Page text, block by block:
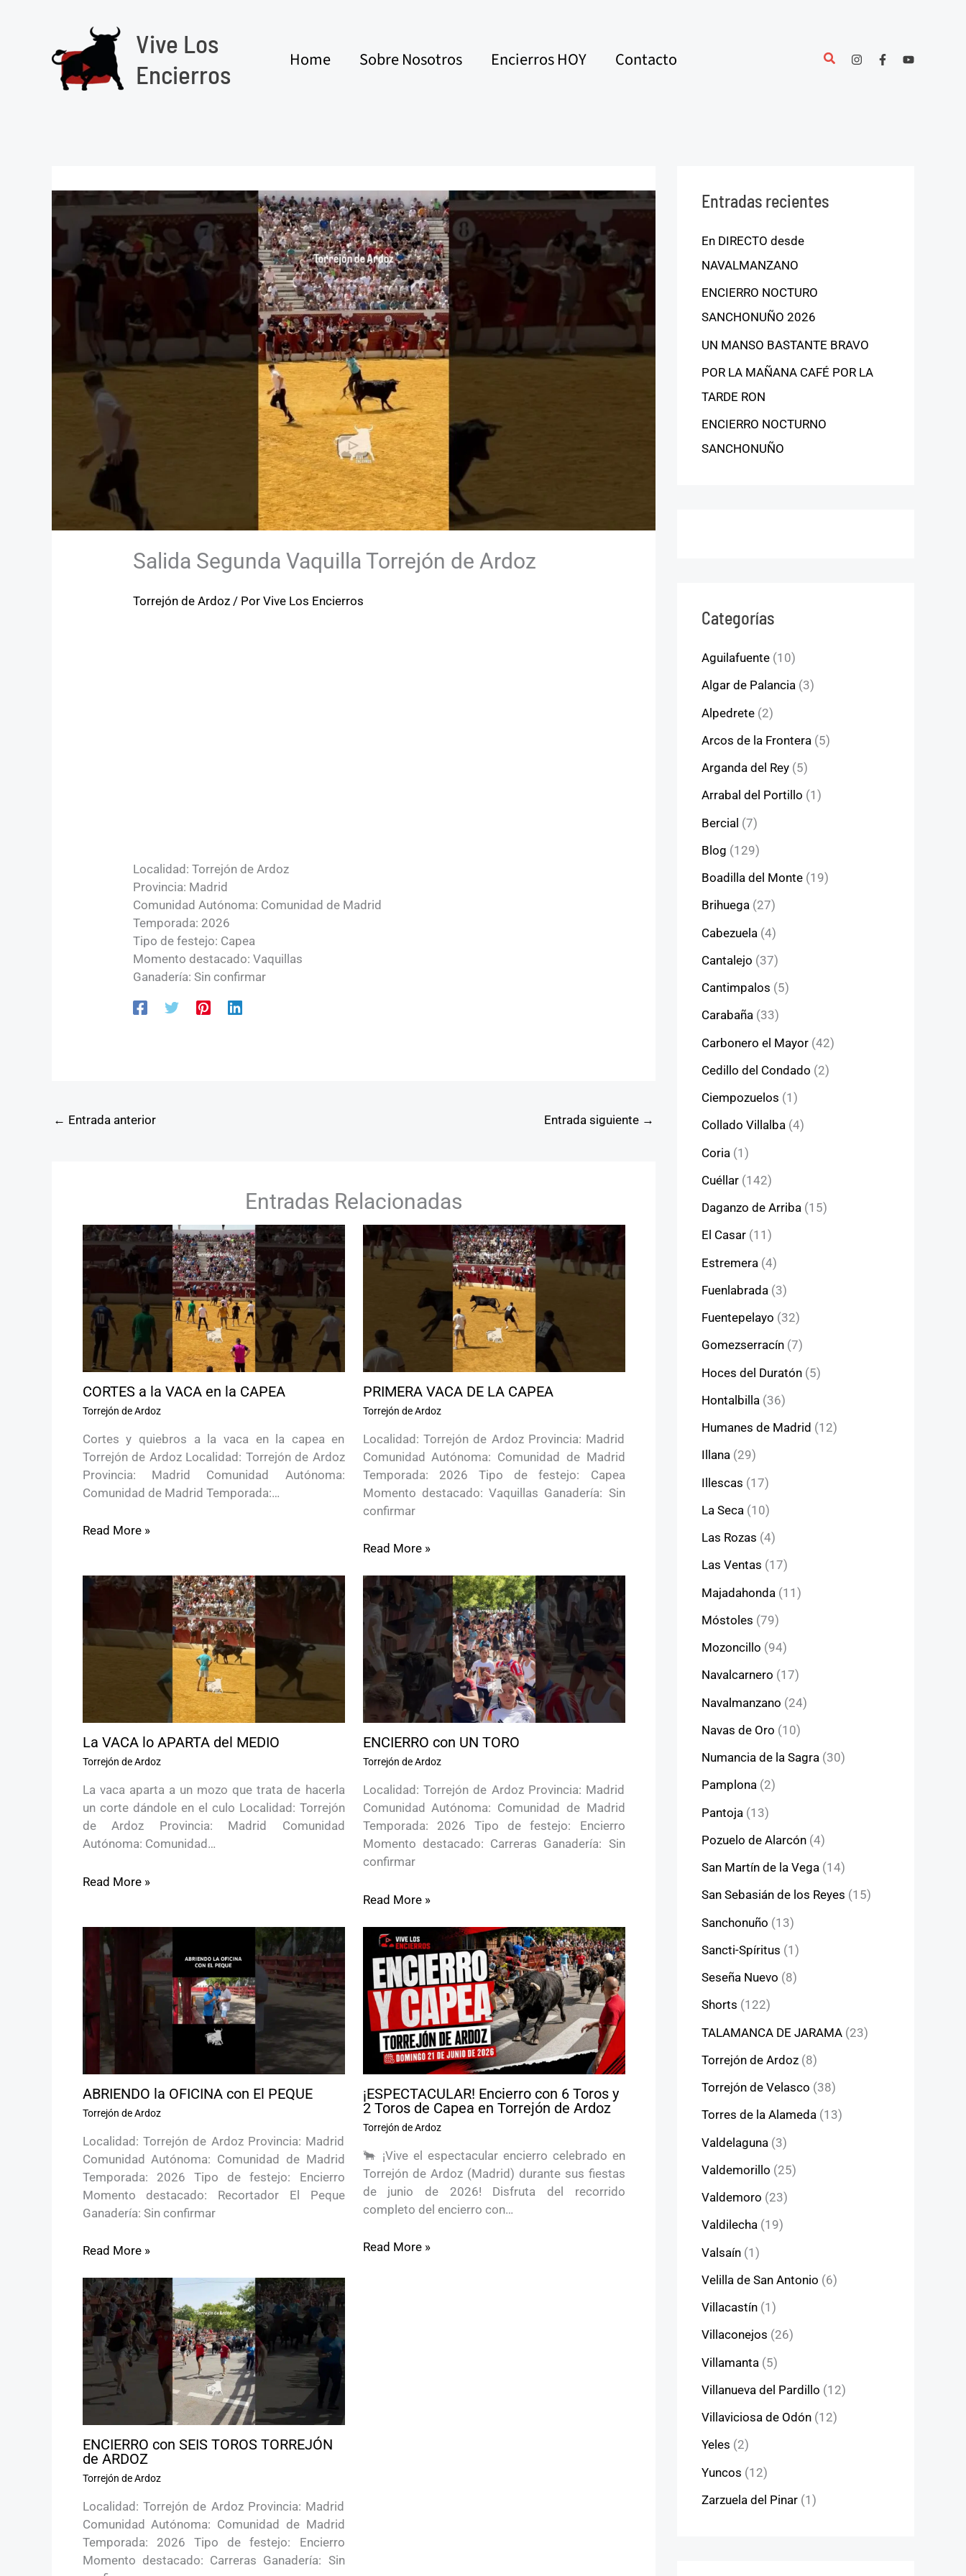
Vive Los
Encierros
Home Sobre Nosotros Encierros HOY Contacto
Salida Segunda Vaquilla Torrejón de Ardoz
Torrejón de Ardoz / PorVive Los Encierros
Localidad: Torrejón de Ardoz
Provincia: Madrid
Comunidad Autónoma: Comunidad de Madrid
Temporada: 2026
Tipo de festejo: Capea
Momento destacado: Vaquillas
Ganadería: Sin confirmar
← Entrada anterior Entrada siguiente →
Entradas Relacionadas
CORTES a la VACA en la CAPEA
Torrejón de Ardoz
Cortes y quiebros a la vaca en la capea en
Torrejón de Ardoz Localidad: Torrejón de Ardoz
Provincia: Madrid Comunidad Autónoma:
Comunidad de Madrid Temporada:…
Read More »
PRIMERA VACA DE LA CAPEA
Torrejón de Ardoz
Localidad: Torrejón de Ardoz Provincia: Madrid
Comunidad Autónoma: Comunidad de Madrid
Temporada: 2026 Tipo de festejo: Capea
Momento destacado: Vaquillas Ganadería: Sin
confirmar
Read More »
La VACA lo APARTA del MEDIO
Torrejón de Ardoz
La vaca aparta a un mozo que trata de hacerla
un corte dándole en el culo Localidad: Torrejón
de Ardoz Provincia: Madrid Comunidad
Autónoma: Comunidad…
Read More »
ENCIERRO con UN TORO
Torrejón de Ardoz
Localidad: Torrejón de Ardoz Provincia: Madrid
Comunidad Autónoma: Comunidad de Madrid
Temporada: 2026 Tipo de festejo: Encierro
Momento destacado: Carreras Ganadería: Sin
confirmar
Read More »
ABRIENDO la OFICINA con El PEQUE
Torrejón de Ardoz
Localidad: Torrejón de Ardoz Provincia: Madrid
Comunidad Autónoma: Comunidad de Madrid
Temporada: 2026 Tipo de festejo: Encierro
Momento destacado: Recortador El Peque
Ganadería: Sin confirmar
Read More »
¡ESPECTACULAR! Encierro con 6 Toros y
2 Toros de Capea en Torrejón de Ardoz
Torrejón de Ardoz
🐂 ¡Vive el espectacular encierro celebrado en
Torrejón de Ardoz (Madrid) durante sus fiestas
de junio de 2026! Disfruta del recorrido
completo del encierro con…
Read More »
ENCIERRO con SEIS TOROS TORREJÓN
de ARDOZ
Torrejón de Ardoz
Localidad: Torrejón de Ardoz Provincia: Madrid
Comunidad Autónoma: Comunidad de Madrid
Temporada: 2026 Tipo de festejo: Encierro
Momento destacado: Carreras Ganadería: Sin
Entradas recientes
En DIRECTO desde
NAVALMANZANO
ENCIERRO NOCTURO
SANCHONUÑO 2026
UN MANSO BASTANTE BRAVO
POR LA MAÑANA CAFÉ POR LA
TARDE RON
ENCIERRO NOCTURNO
SANCHONUÑO
Categorías
Aguilafuente (10)
Algar de Palancia (3)
Alpedrete (2)
Arcos de la Frontera (5)
Arganda del Rey (5)
Arrabal del Portillo (1)
Bercial (7)
Blog (129)
Boadilla del Monte (19)
Brihuega (27)
Cabezuela (4)
Cantalejo (37)
Cantimpalos (5)
Carabaña (33)
Carbonero el Mayor (42)
Cedillo del Condado (2)
Ciempozuelos (1)
Collado Villalba (4)
Coria (1)
Cuéllar (142)
Daganzo de Arriba (15)
El Casar (11)
Estremera (4)
Fuenlabrada (3)
Fuentepelayo (32)
Gomezserracín (7)
Hoces del Duratón (5)
Hontalbilla (36)
Humanes de Madrid (12)
Illana (29)
Illescas (17)
La Seca (10)
Las Rozas (4)
Las Ventas (17)
Majadahonda (11)
Móstoles (79)
Mozoncillo (94)
Navalcarnero (17)
Navalmanzano (24)
Navas de Oro (10)
Numancia de la Sagra (30)
Pamplona (2)
Pantoja (13)
Pozuelo de Alarcón (4)
San Martín de la Vega (14)
San Sebasián de los Reyes (15)
Sanchonuño (13)
Sancti-Spíritus (1)
Seseña Nuevo (8)
Shorts (122)
TALAMANCA DE JARAMA (23)
Torrejón de Ardoz (8)
Torrejón de Velasco (38)
Torres de la Alameda (13)
Valdelaguna (3)
Valdemorillo (25)
Valdemoro (23)
Valdilecha (19)
Valsaín (1)
Velilla de San Antonio (6)
Villacastín (1)
Villaconejos (26)
Villamanta (5)
Villanueva del Pardillo (12)
Villaviciosa de Odón (12)
Yeles (2)
Yuncos (12)
Zarzuela del Pinar (1)